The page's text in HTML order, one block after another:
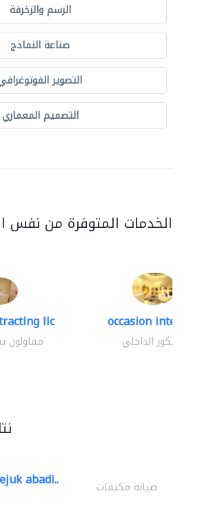
الرسم والزخرفة
صناعة النماذج
التصوير
التصميم المعماري
الخدمات المتوفرة من نفس
llc
مقاولون
occasion interiors
الديكور الداخلي
abadi.. صيانة مكيفات